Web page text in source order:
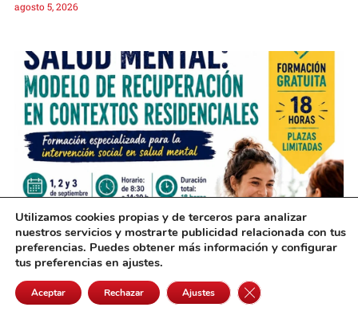
agosto 5, 2026
Una nueva formación gratuita en Alcázar
preparará a profesionales sobre salud mental
agosto 5, 2026
Utilizamos cookies propias y de terceros para analizar
nuestros servicios y mostrarte publicidad relacionada con tus
preferencias. Puedes obtener más información y configurar
tus preferencias en ajustes.
Aceptar Rechazar Ajustes Cerrar el banner de